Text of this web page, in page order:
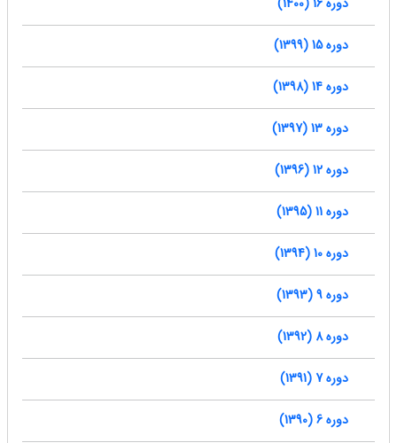
دوره 16 (1400)
دوره 15 (1399)
دوره 14 (1398)
دوره 13 (1397)
دوره 12 (1396)
دوره 11 (1395)
دوره 10 (1394)
دوره 9 (1393)
دوره 8 (1392)
دوره 7 (1391)
دوره 6 (1390)